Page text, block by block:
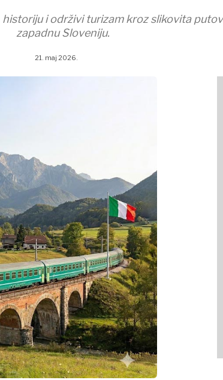
i održivi turizam kroz slikovita
zapadnu Sloveniju.
21. maj 2026.